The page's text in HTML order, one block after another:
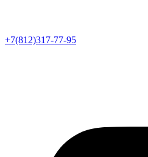
+7(812)317-77-95